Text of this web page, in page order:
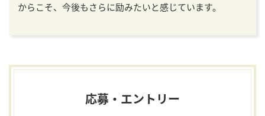
からこそ、今後もさらに励みたいと感じています。
応募・エントリー